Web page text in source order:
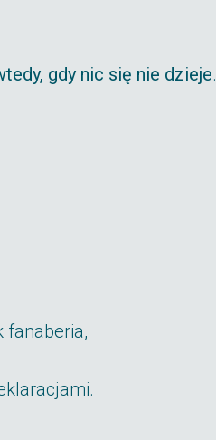
gdy nic się nie dzieje.
fanaberia,